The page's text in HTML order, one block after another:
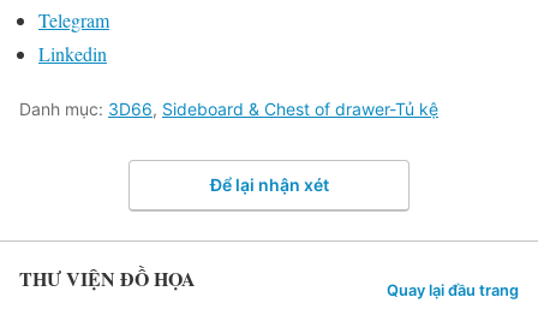
Telegram
Linkedin
Danh mục: 3D66, Sideboard & Chest of drawer-Tủ kệ
Để lại nhận xét
THƯ VIỆN ĐỒ HỌA Quay lại đầu trang